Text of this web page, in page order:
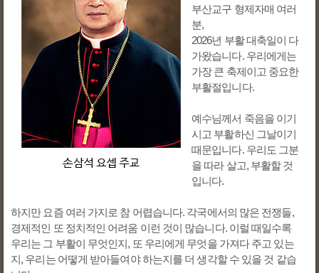
부산교구 형제자매 여러
분,
2026년 부활 대축일이 다
가왔습니다. 우리에게는
가장 큰 축제이고 중요한
부활절입니다.
예수님께서 죽음을 이기
시고 부활하신 그날이기
때문입니다. 우리도 그분
을 따라 살고, 부활할 것
입니다.
하지만 요즘 여러 가지로 참 어렵습니다. 각국에서의 많은 전쟁들,
경제적인 또 정치적인 어려움 이런 것이 많습니다. 이럴 때일수록
우리는 그 부활이 무엇인지, 또 우리에게 무엇을 가져다 주고 있는
지, 우리는 어떻게 받아들여야 하는지를 더 생각할 수 있을 것 같습